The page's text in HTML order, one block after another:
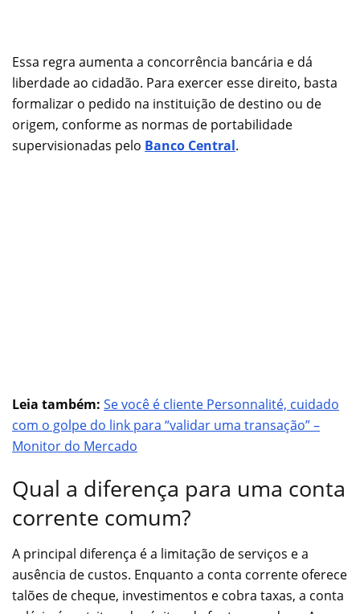
Essa regra aumenta a concorrência bancária e dá
liberdade ao cidadão. Para exercer esse direito, basta
formalizar o pedido na instituição de destino ou de
origem, conforme as normas de portabilidade
supervisionadas pelo Banco Central.
Leia também: Se você é cliente Personnalité, cuidado
com o golpe do link para “validar uma transação” –
Monitor do Mercado
Qual a diferença para uma conta
corrente comum?
A principal diferença é a limitação de serviços e a
ausência de custos. Enquanto a conta corrente oferece
talões de cheque, investimentos e cobra taxas, a conta